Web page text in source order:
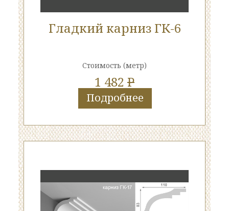
Гладкий карниз ГК-6
Стоимость (метр)
1 482 P
Подробнее